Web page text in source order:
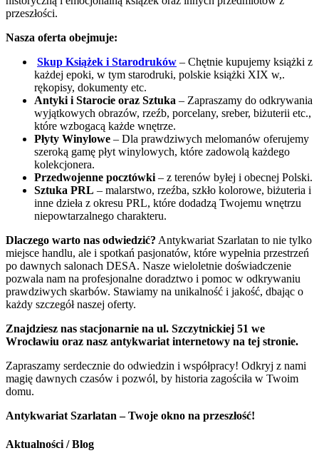
przeszłości.
Nasza oferta obejmuje:
Skup Książek i Starodruków – Chętnie kupujemy książki z
każdej epoki, w tym starodruki, polskie książki XIX w,.
rękopisy, dokumenty etc.
Antyki i Starocie oraz Sztuka – Zapraszamy do odkrywania
wyjątkowych obrazów, rzeźb, porcelany, sreber, biżuterii etc.,
które wzbogacą każde wnętrze.
Płyty Winylowe – Dla prawdziwych melomanów oferujemy
szeroką gamę płyt winylowych, które zadowolą każdego
kolekcjonera.
Przedwojenne pocztówki– z terenów byłej i obecnej Polski.
Sztuka PRL – malarstwo, rzeźba, szkło kolorowe, biżuteria i
inne dzieła z okresu PRL, które dodadzą Twojemu wnętrzu
niepowtarzalnego charakteru.
Dlaczego warto nas odwiedzić? Antykwariat Szarlatan to nie tylko
miejsce handlu, ale i spotkań pasjonatów, które wypełnia przestrzeń
po dawnych salonach DESA. Nasze wieloletnie doświadczenie
pozwala nam na profesjonalne doradztwo i pomoc w odkrywaniu
prawdziwych skarbów. Stawiamy na unikalność i jakość, dbając o
każdy szczegół naszej oferty.
Znajdziesz nas stacjonarnie na ul. Szczytnickiej 51 we
Wrocławiu oraz nasz antykwariat internetowy na tej stronie.
Zapraszamy serdecznie do odwiedzin i współpracy! Odkryj z nami
magię dawnych czasów i pozwól, by historia zagościła w Twoim
domu.
Antykwariat Szarlatan – Twoje okno na przeszłość!
Aktualności / Blog